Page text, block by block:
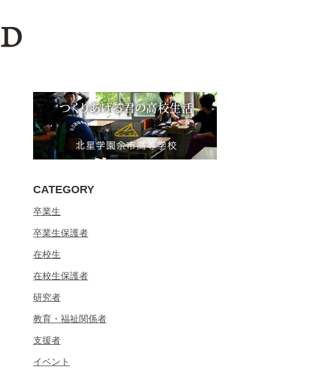
CATEGORY
卒業生
卒業生保護者
在校生
在校生保護者
研究者
教育・福祉関係者
支援者
イベント